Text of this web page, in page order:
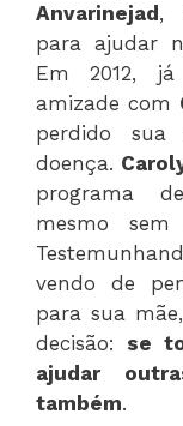
Anvarinejad ,
para ajudar
Em 2012,
amizade com
perdido
doença.
programa
mesmo
vendo de
para sua
decisão: se
ajudar
também.